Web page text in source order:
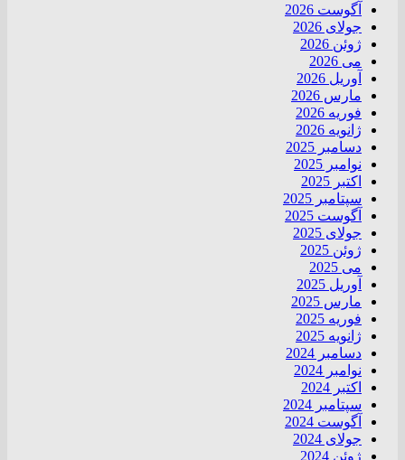
آگوست 2026
جولای 2026
ژوئن 2026
می 2026
آوریل 2026
مارس 2026
فوریه 2026
ژانویه 2026
دسامبر 2025
نوامبر 2025
اکتبر 2025
سپتامبر 2025
آگوست 2025
جولای 2025
ژوئن 2025
می 2025
آوریل 2025
مارس 2025
فوریه 2025
ژانویه 2025
دسامبر 2024
نوامبر 2024
اکتبر 2024
سپتامبر 2024
آگوست 2024
جولای 2024
ژوئن 2024